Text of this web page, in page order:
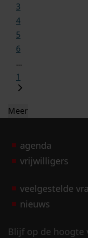
3
4
5
6
...
1
Meer
agenda
vrijwilligers
veelgestelde
nieuws
Blijf op de hoogte